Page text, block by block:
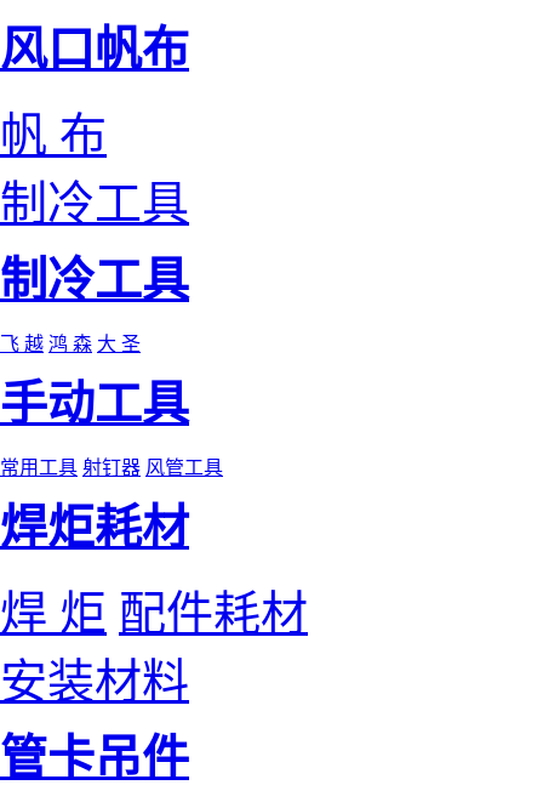
风口帆布
帆 布
制冷工具
制冷工具
飞 越 鸿 森 大 圣
手动工具
常用工具 射钉器 风管工具
焊炬耗材
焊 炬 配件耗材
安装材料
管卡吊件